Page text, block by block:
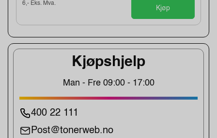
Kjøpshjelp
Man - Fre 09:00 - 17:00
400 22 111
Post@tonerweb.no
6,- Eks. Mva.
Kjøp